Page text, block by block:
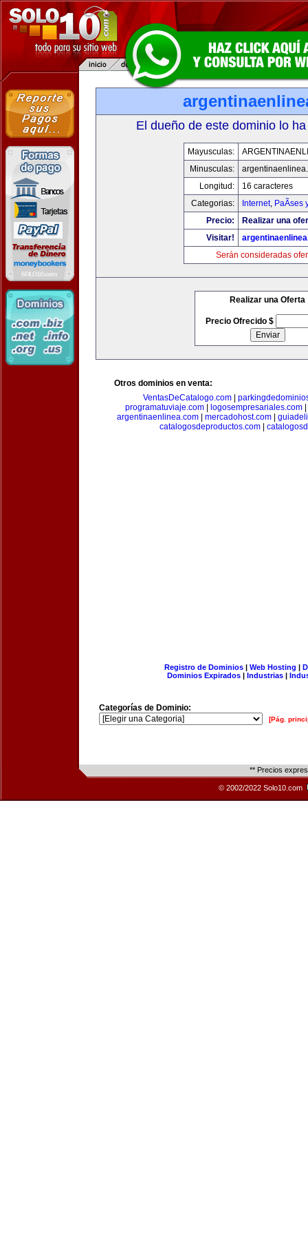
El dueño de este dominio lo
Mayusculas:
Minusculas:
Longitud:
16 caracteres
Categorias:
Internet, PaÃ­ses
Precio:
Realizar una
Visitar!
Serán consideradas
Realizar una Oferta
Precio Ofrecido $
Otros dominios en venta:
VentasDeCatalogo.com|
programatuviaje.com| logosempresariales.com|
argentinaenlinea.com| mercadohost.com|
catalogosdeproductos.com
Registro de Dominios| Web Hosting |
Dominios Expirados | Industrias |
Categorías de Dominio:
[Pág.
** Precios
© 2002/2022 Solo10.com